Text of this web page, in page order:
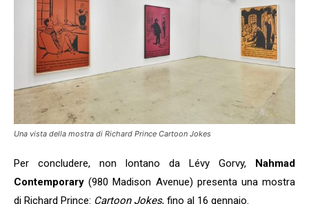
Una vista della mostra di Richard Prince Cartoon Jokes
Per concludere, non lontano da Lévy Gorvy, Nahmad
Contemporary (980 Madison Avenue) presenta una mostra
di Richard Prince: Cartoon Jokes, fino al 16 gennaio.